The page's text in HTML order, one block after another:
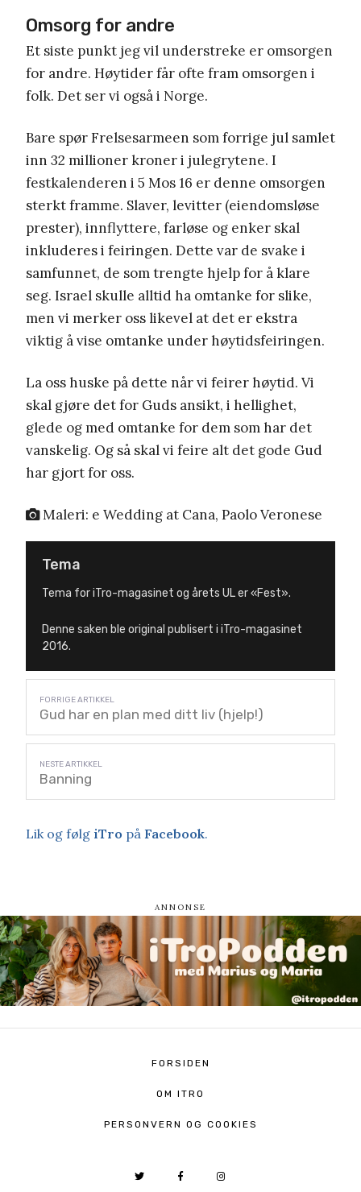
Omsorg for andre
Et siste punkt jeg vil understreke er omsorgen
for andre. Høytider får ofte fram omsorgen i
folk. Det ser vi også i Norge.
Bare spør Frelsesarmeen som forrige jul samlet
inn 32 millioner kroner i julegrytene. I
festkalenderen i 5 Mos 16 er denne omsorgen
sterkt framme. Slaver, levitter (eiendomsløse
prester), innflyttere, farløse og enker skal
inkluderes i feiringen. Dette var de svake i
samfunnet, de som trengte hjelp for å klare
seg. Israel skulle alltid ha omtanke for slike,
men vi merker oss likevel at det er ekstra
viktig å vise omtanke under høytidsfeiringen.
La oss huske på dette når vi feirer høytid. Vi
skal gjøre det for Guds ansikt, i hellighet,
glede og med omtanke for dem som har det
vanskelig. Og så skal vi feire alt det gode Gud
har gjort for oss.
Maleri: e Wedding at Cana, Paolo Veronese
Tema
Tema for iTro-magasinet og årets UL er «Fest».
Denne saken ble original publisert i iTro-magasinet
2016.
Gud har en plan med ditt liv (hjelp!)
Banning
Lik og følg iTro på Facebook.
FORSIDEN
OM ITRO
PERSONVERN OG COOKIES